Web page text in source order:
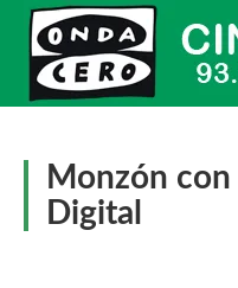
Monzón
Digital